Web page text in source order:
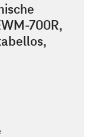
700R,